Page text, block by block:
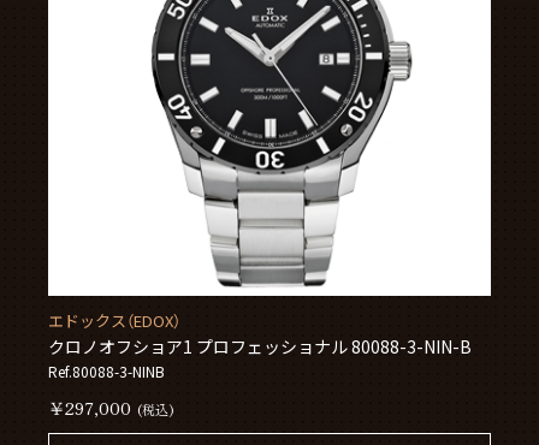
エドックス（EDOX）
クロノオフショア1 プロフェッショナル 80088-3-NIN-B
Ref.80088-3-NINB
￥297,000 (税込)